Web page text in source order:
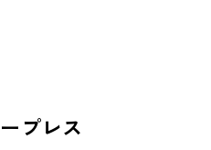
プレス